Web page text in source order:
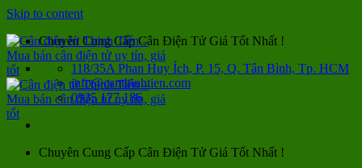
Skip to content
Chuyên Cung Cấp Cân Điện Tử Giá Tốt Nhất !
118/35A Phan Huy Ích, P. 15, Q. Tân Bình, Tp. HCM
info@canthinhtien.com
0935 177 186
Chuyên Cung Cấp Cân Điện Tử Giá Tốt Nhất !